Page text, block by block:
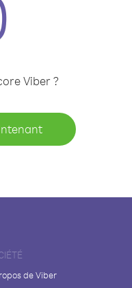
Viber ?
de Viber